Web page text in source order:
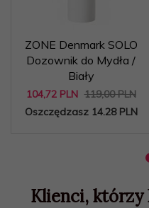
ZONE Denmark SOLO
Dozownik do Mydła /
Biały
104,72 PLN 119,00 PLN
Oszczędzasz 14.28 PLN
Klienci,